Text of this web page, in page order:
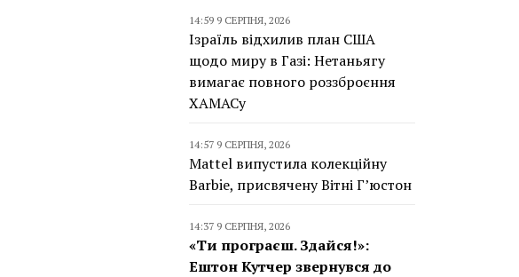
14:59 9 СЕРПНЯ, 2026
Ізраїль відхилив план США
щодо миру в Газі: Нетаньягу
вимагає повного роззброєння
ХАМАСу
14:57 9 СЕРПНЯ, 2026
Mattel випустила колекційну
Barbie, присвячену Вітні Г’юстон
14:37 9 СЕРПНЯ, 2026
«Ти програєш. Здайся!»:
Ештон Кутчер звернувся до